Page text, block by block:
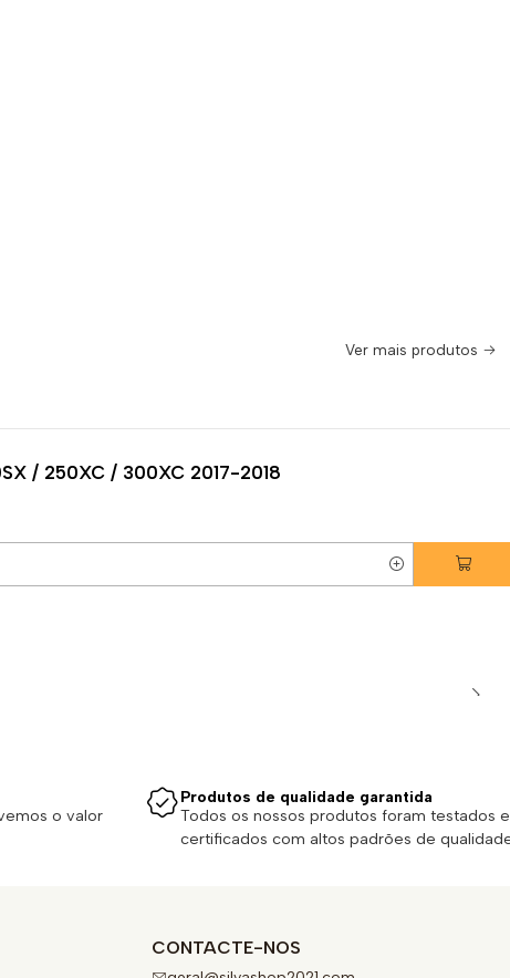
Ver mais produtos
/ 250XC / 300XC 2017-2018
o valor
Produtos de qualidade garantida
Todos os nossos produtos foram testados e
certificados com altos padrões de
CONTACTE-NOS